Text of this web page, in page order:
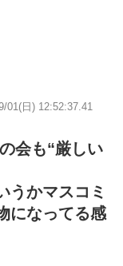
01(日) 12:52:37.41
会も“厳しい
うかマスコミ
になってる感